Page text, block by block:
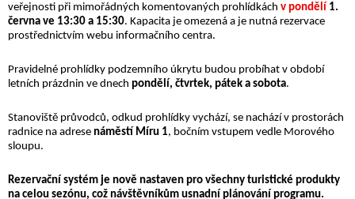
veřejnosti při mimořádných komentovaných prohlídkách v pondělí 1.
června ve 13:30 a 15:30. Kapacita je omezená a je nutná rezervace
prostřednictvím webu informačního centra.
Pravidelné prohlídky podzemního úkrytu budou probíhat v období
letních prázdnin ve dnech pondělí, čtvrtek, pátek a sobota.
Stanoviště průvodců, odkud prohlídky vychází, se nachází v prostorách
radnice na adrese náměstí Míru 1, bočním vstupem vedle Morového
sloupu.
Rezervační systém je nově nastaven pro všechny turistické produkty
na celou sezónu, což návštěvníkům usnadní plánování programu.